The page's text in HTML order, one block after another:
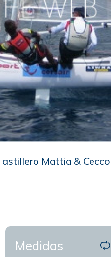
Mattia &
Medidas